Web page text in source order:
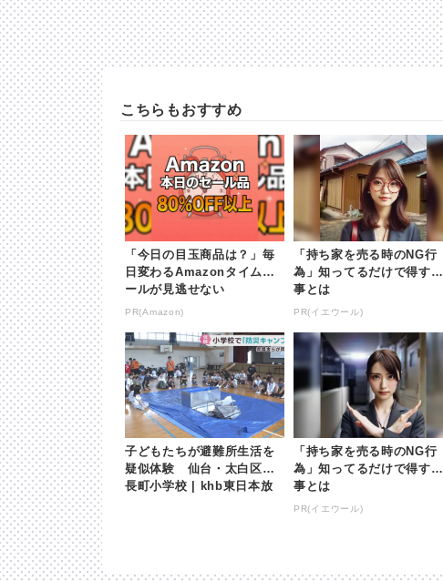
こちらもおすすめ
「今日の目玉商品は？」毎
日変わるAmazonタイムセ
ールが見逃せない
PR(Amazon)
「持ち家を売る時のNG行
為」知ってるだけで得する
事とは
PR(イエウール)
子どもたちが避難所生活を
疑似体験 仙台・太白区の
長町小学校 | khb東日本放
「持ち家を売る時のNG行
為」知ってるだけで得する
事とは
PR(イエウール)